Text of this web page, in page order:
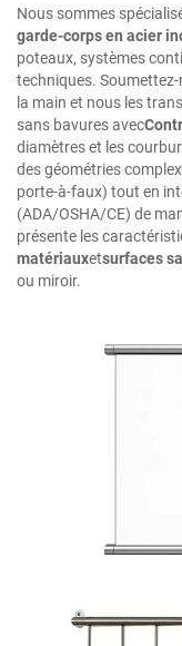
Nous sommes
garde-corps en acier
poteaux, systèmes
techniques. Soumettez-
la main et nous les
sans bavures avec
diamètres et les
des géométries
porte-à-faux) tout en
(ADA/OSHA/CE) de
présente les
matériauxetsurfaces
ou miroir.